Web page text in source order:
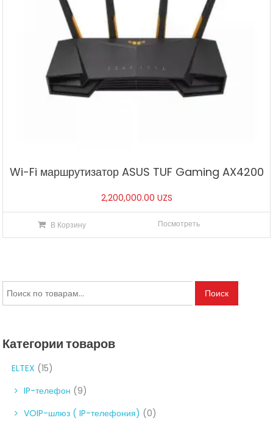
Wi-Fi маршрутизатор ASUS TUF Gaming AX4200
2,200,000.00 UZS
В Корзину Посмотреть
Искать: Поиск
Категории товаров
ELTEX (15)
IP-телефон (9)
VOIP-шлюз ( IP-телефония) (0)